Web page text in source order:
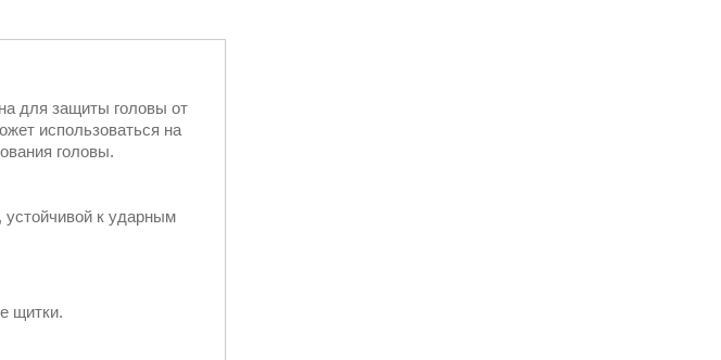
для защиты головы от
использоваться на
головы.
устойчивой к ударным
щитки.